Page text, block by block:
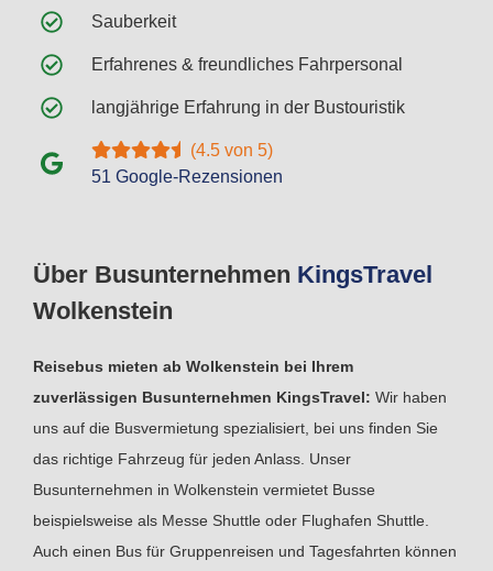
Über Busunternehmen KingsTravel
Wolkenstein
Reisebus mieten ab Wolkenstein bei Ihrem
zuverlässigen Busunternehmen KingsTravel: Wir haben
uns auf die Busvermietung spezialisiert, bei uns finden Sie
das richtige Fahrzeug für jeden Anlass. Unser
Busunternehmen in Wolkenstein vermietet Busse
beispielsweise als Messe Shuttle oder Flughafen Shuttle.
Auch einen Bus für Gruppenreisen und Tagesfahrten können
Sauberkeit
Erfahrenes & freundliches Fahrpersonal
langjährige Erfahrung in der Bustouristik
(4.5 von 5)
51 Google-Rezensionen